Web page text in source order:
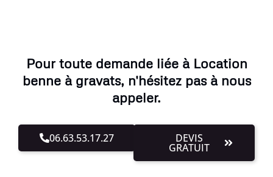
Pour toute demande liée à Location
benne à gravats, n'hésitez pas à nous
appeler.
06.63.53.17.27 DEVIS
GRATUIT